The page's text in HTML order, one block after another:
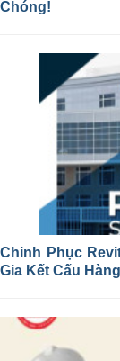
Chóng!
Chinh Phục
Gia Kết Cấu